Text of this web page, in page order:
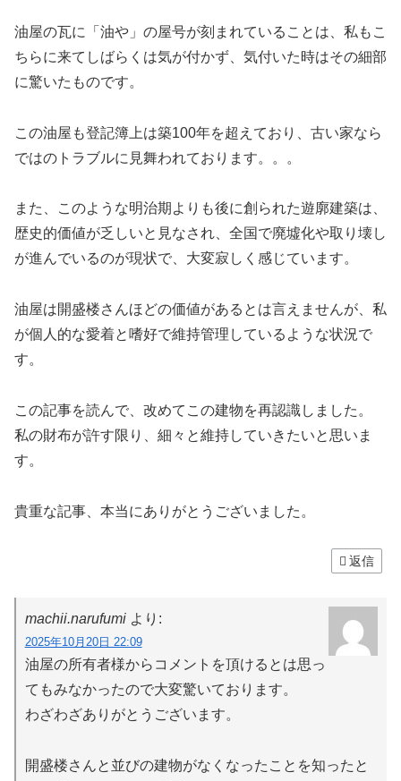
油屋の瓦に「油や」の屋号が刻まれていることは、私もこ
ちらに来てしばらくは気が付かず、気付いた時はその細部
に驚いたものです。
この油屋も登記簿上は築100年を超えており、古い家なら
ではのトラブルに見舞われております。。。
また、このような明治期よりも後に創られた遊廓建築は、
歴史的価値が乏しいと見なされ、全国で廃墟化や取り壊し
が進んでいるのが現状で、大変寂しく感じています。
油屋は開盛楼さんほどの価値があるとは言えませんが、私
が個人的な愛着と嗜好で維持管理しているような状況で
す。
この記事を読んで、改めてこの建物を再認識しました。
私の財布が許す限り、細々と維持していきたいと思いま
す。
貴重な記事、本当にありがとうございました。
返信
machii.narufumi より:
2025年10月20日 22:09
油屋の所有者様からコメントを頂けるとは思っ
てもみなかったので大変驚いております。
わざわざありがとうございます。
開盛楼さんと並びの建物がなくなったことを知ったと